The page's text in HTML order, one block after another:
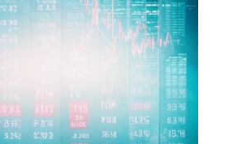
495 727-01-67